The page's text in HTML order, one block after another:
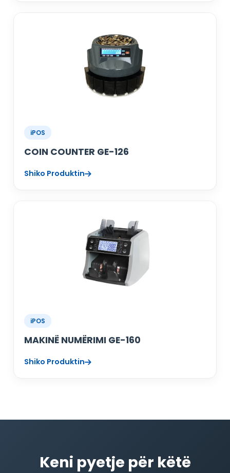
iPOS
COIN COUNTER GE-126
Shiko Produktin
iPOS
MAKINË NUMËRIMI GE-160
Shiko Produktin
Keni pyetje për këtë